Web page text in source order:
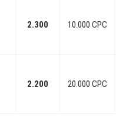
2.300 10.000 CPC
2.200 20.000 CPC